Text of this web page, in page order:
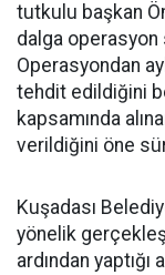
tutkulu başkan
dalga operasyon
Operasyondan
tehdit edildiğini
kapsamında
verildiğini öne
Kuşadası
yönelik
ardından yaptığı